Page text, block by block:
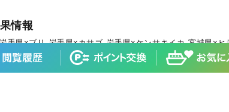
情報
岩手県×ブリ 岩手県×カサゴ 岩手県×ケンサキイカ 宮城県×ヒ
山形県×マダイ 山形県×キジハタ 山形県×ケンサキイカ 山形
茨城県×マダイ 茨城県×ブリ 茨城県×ヒラメ 茨城県×カサゴ